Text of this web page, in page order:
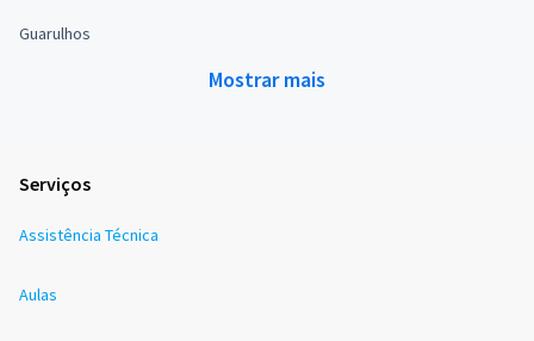
Guarulhos
Mostrar mais
Serviços
Assistência Técnica
Aulas